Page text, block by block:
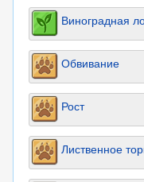
Виноградная
Обвивание
Рост
Лиственное